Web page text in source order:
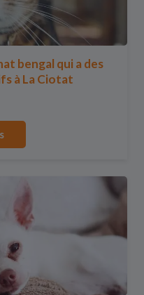
bengal qui a des
à La Ciotat